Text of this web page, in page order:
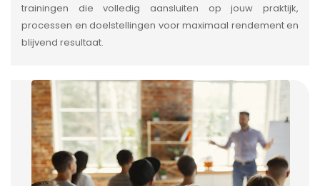
trainingen die volledig aansluiten op jouw praktijk,
processen en doelstellingen voor maximaal rendement en
blijvend resultaat.